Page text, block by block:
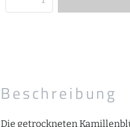
Beschreibung
Die getrockneten